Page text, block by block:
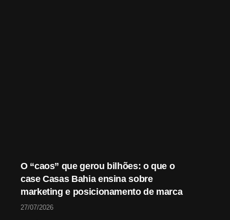
O “caos” que gerou bilhões: o que o
case Casas Bahia ensina sobre
marketing e posicionamento de marca
27/07/2026